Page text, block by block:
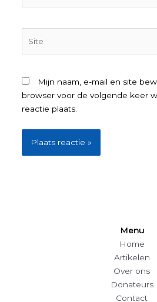
Mijn naam, e-mail en site
browser voor de volgende keer
reactie plaats.
Menu
Home
Artikelen
Over ons
Donateurs
Contact